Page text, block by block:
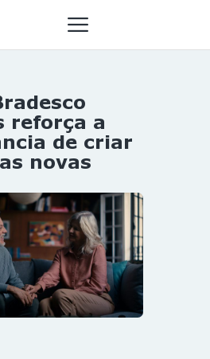
reforça a
de criar
novas